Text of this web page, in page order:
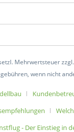
Mehrwertsteuer zzgl.
wenn nicht
- Der Einstieg in